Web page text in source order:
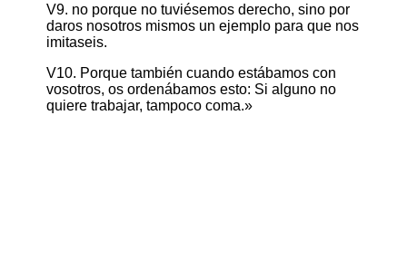
V9. no porque no tuviésemos derecho, sino por
daros nosotros mismos un ejemplo para que nos
imitaseis.
V10. Porque también cuando estábamos con
vosotros, os ordenábamos esto: Si alguno no
quiere trabajar, tampoco coma.»